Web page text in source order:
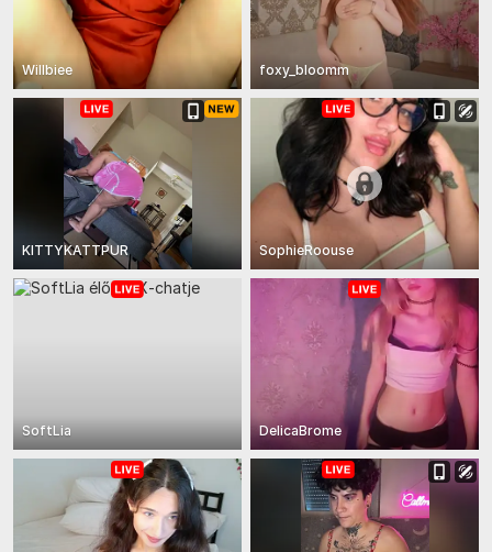
Willbiee foxy_bloomm
KITTYKATTPUR SophieRoouse
SoftLia DelicaBrome